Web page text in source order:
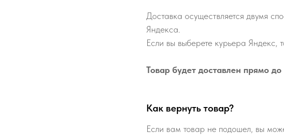
Доставка осуществляется двумя
Яндекса.
Если вы выберете курьера Яндекс,
Товар будет доставлен прямо
Как вернуть товар?
Если вам товар не подошел, вы